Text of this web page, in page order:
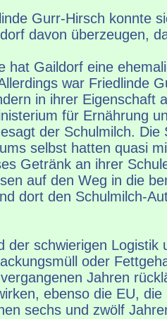
Gurr-Hirsch konnte
davon überzeugen,
hat Gaildorf eine
war Friedlinde
in ihrer Eigenschaft
für Ernährung
der Schulmilch. Die
selbst hatten quasi
Getränk an ihrer
auf den Weg in die
dort den Schulmilch-
der schwierigen Logistik
oder
Jahren
ebenso die EU,
sechs und zwölf